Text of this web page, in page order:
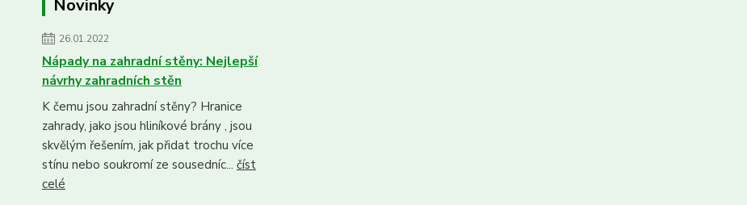
Novinky
26.01.2022
Nápady na zahradní stěny: Nejlepší
návrhy zahradních stěn
K čemu jsou zahradní stěny? Hranice
zahrady, jako jsou hliníkové brány , jsou
skvělým řešením, jak přidat trochu více
stínu nebo soukromí ze sousedníc... číst
celé